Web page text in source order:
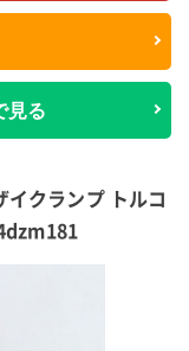
見る
クランプ トルコ